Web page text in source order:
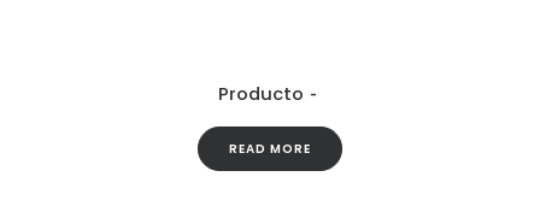
Producto
READ MORE